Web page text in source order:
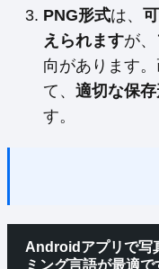
PNG形式は、
えられますが、
向があります
て、 適切な保
す。
Androidアプリで写
ミング言語が最適で